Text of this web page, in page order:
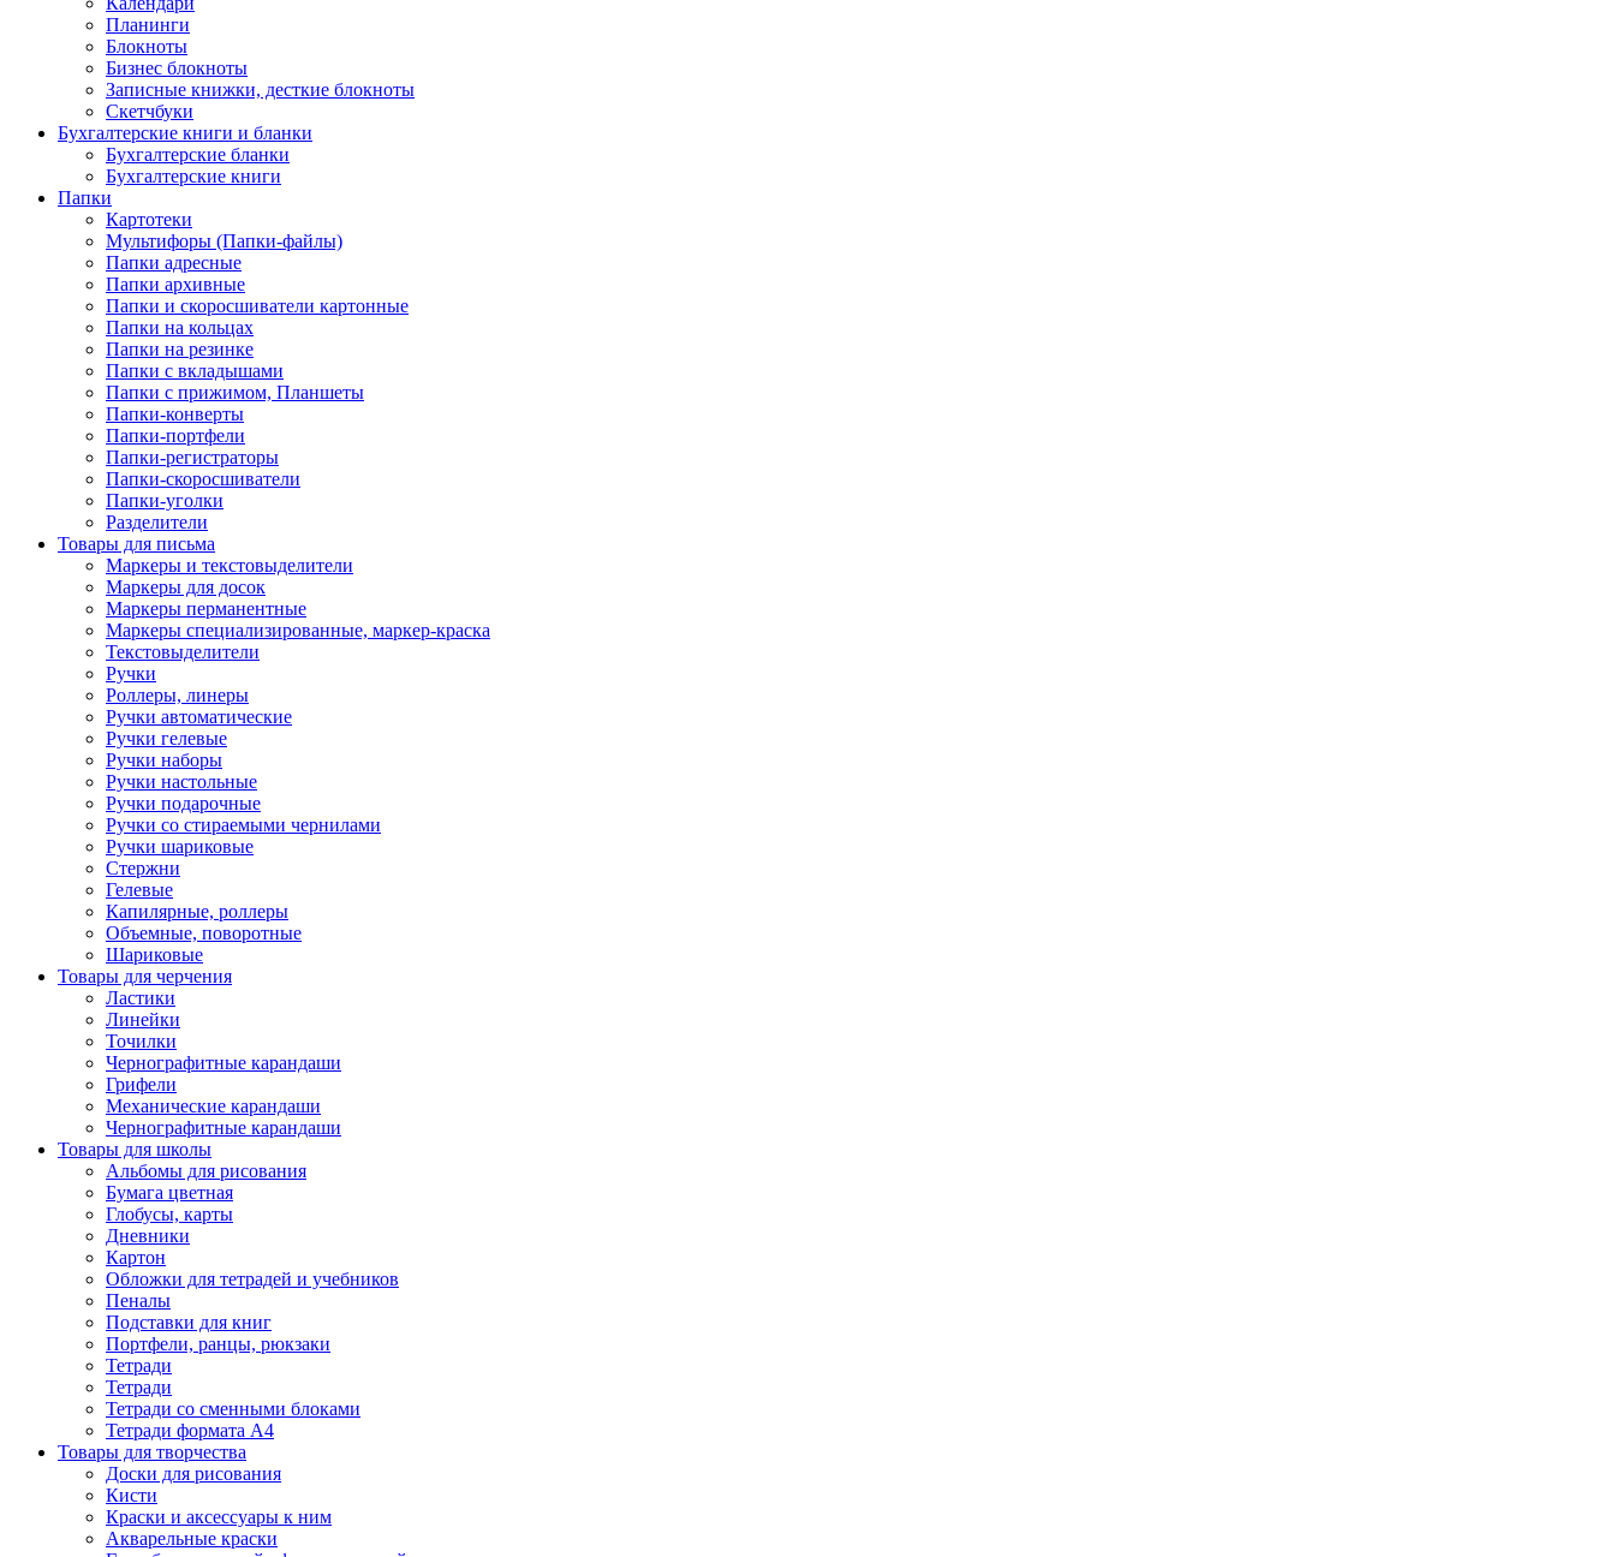
Планинги
Блокноты
Бизнес блокноты
Записные книжки, десткие блокноты
Скетчбуки
Бухгалтерские книги и бланки
Бухгалтерские бланки
Бухгалтерские книги
Папки
Картотеки
Мультифоры (Папки-файлы)
Папки адресные
Папки архивные
Папки и скоросшиватели картонные
Папки на кольцах
Папки на резинке
Папки с вкладышами
Папки с прижимом, Планшеты
Папки-конверты
Папки-портфели
Папки-регистраторы
Папки-скоросшиватели
Папки-уголки
Разделители
Товары для письма
Маркеры и текстовыделители
Маркеры для досок
Маркеры перманентные
Маркеры специализированные, маркер-краска
Текстовыделители
Ручки
Роллеры, линеры
Ручки автоматические
Ручки гелевые
Ручки наборы
Ручки настольные
Ручки подарочные
Ручки со стираемыми чернилами
Ручки шариковые
Стержни
Гелевые
Капилярные, роллеры
Объемные, поворотные
Шариковые
Товары для черчения
Ластики
Линейки
Точилки
Чернографитные карандаши
Грифели
Механические карандаши
Чернографитные карандаши
Товары для школы
Альбомы для рисования
Бумага цветная
Глобусы, карты
Дневники
Картон
Обложки для тетрадей и учебников
Пеналы
Подставки для книг
Портфели, ранцы, рюкзаки
Тетради
Тетради
Тетради со сменными блоками
Тетради формата А4
Товары для творчества
Доски для рисования
Кисти
Краски и аксессуары к ним
Акварельные краски